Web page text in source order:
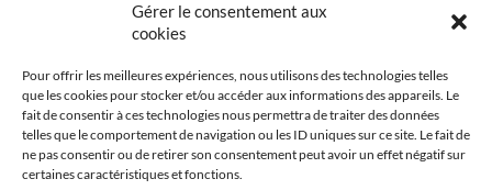
Gérer le consentement aux
cookies
Pour offrir les meilleures expériences, nous utilisons des technologies telles
que les cookies pour stocker et/ou accéder aux informations des appareils. Le
fait de consentir à ces technologies nous permettra de traiter des données
telles que le comportement de navigation ou les ID uniques sur ce site. Le fait de
ne pas consentir ou de retirer son consentement peut avoir un effet négatif sur
certaines caractéristiques et fonctions.